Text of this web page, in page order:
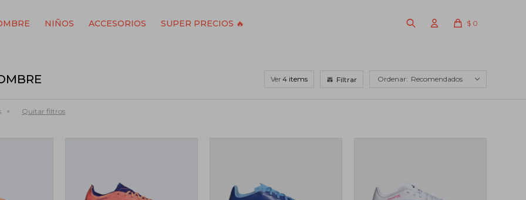
NIÑOS ACCESORIOS SUPER PRECIOS 🔥 $ 0
Ver Recomendados
Quitar filtros